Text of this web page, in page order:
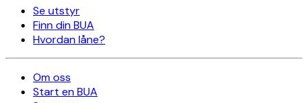
Se utstyr
Finn din BUA
Hvordan låne?
Om oss
Start en BUA